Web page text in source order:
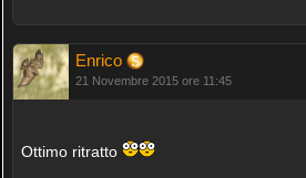
Enrico
21 Novembre 2015 ore 11:45
Ottimo ritratto